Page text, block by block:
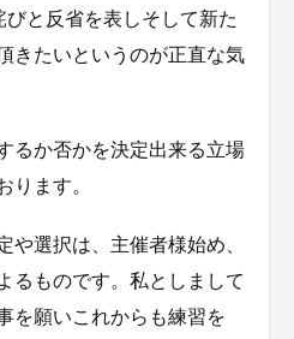
と反省を表しそして新た
きたいというのが正直な気
るか否かを決定出来る立場
ります。
や選択は、主催者様始め、
るものです。私としまして
を願いこれからも練習を